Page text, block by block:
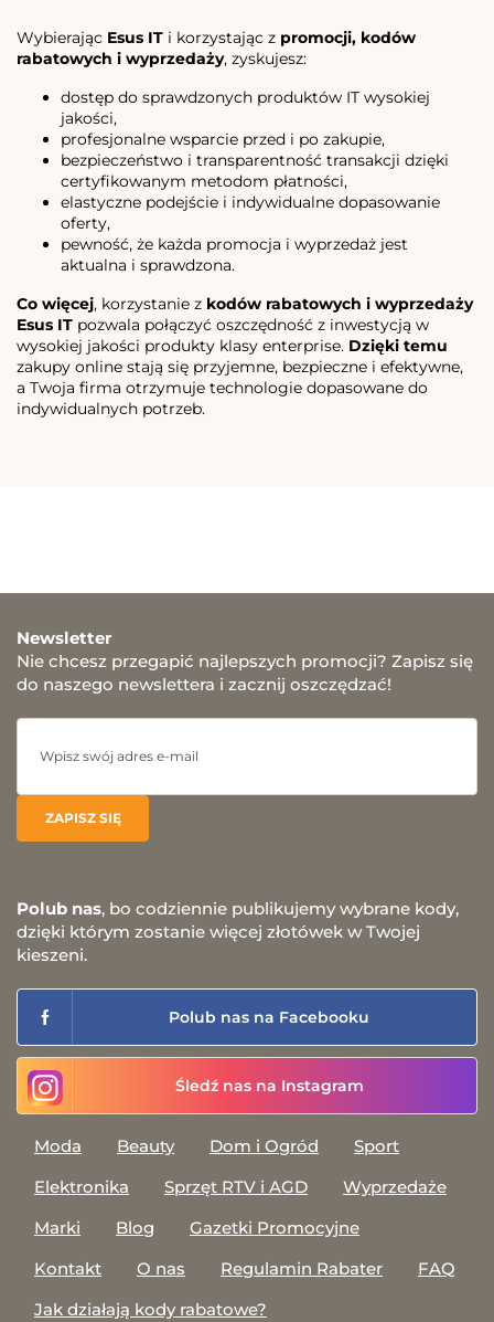
Wybierając Esus IT i korzystając z promocji, kodów
rabatowych i wyprzedaży, zyskujesz:
dostęp do sprawdzonych produktów IT wysokiej
jakości,
profesjonalne wsparcie przed i po zakupie,
bezpieczeństwo i transparentność transakcji dzięki
certyfikowanym metodom płatności,
elastyczne podejście i indywidualne dopasowanie
oferty,
pewność, że każda promocja i wyprzedaż jest
aktualna i sprawdzona.
Co więcej, korzystanie z kodów rabatowych i wyprzedaży
Esus IT pozwala połączyć oszczędność z inwestycją w
wysokiej jakości produkty klasy enterprise. Dzięki temu
zakupy online stają się przyjemne, bezpieczne i efektywne,
a Twoja firma otrzymuje technologie dopasowane do
indywidualnych potrzeb.
Newsletter
Nie chcesz przegapić najlepszych promocji? Zapisz się
do naszego newslettera i zacznij oszczędzać!
Polub nas, bo codziennie publikujemy wybrane kody,
dzięki którym zostanie więcej złotówek w Twojej
kieszeni.
Polub nas na Facebooku
Śledź nas na Instagram
Moda Beauty Dom i Ogród
Sport
Elektronika
Sprzęt RTV i AGD
Wyprzedaże
Marki
Blog
Gazetki Promocyjne
Kontakt
O nas Regulamin Rabater
FAQ
Jak działają kody rabatowe?